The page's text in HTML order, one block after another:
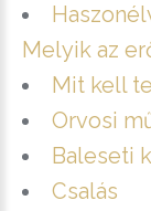
Melyik az
Mit kell
Orvosi
Baleseti
Csalás